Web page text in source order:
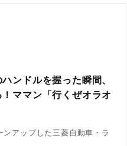
ンドルを握った瞬間、
ママン「行くぜオラオ
アップした三菱自動車・ラ